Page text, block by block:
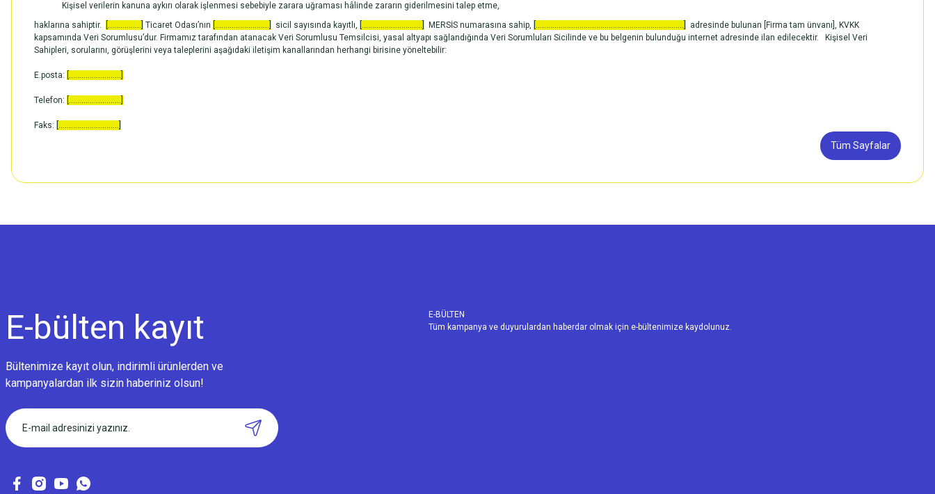
Kişisel verilerin kanuna aykırı olarak işlenmesi sebebiyle zarara uğraması hâlinde zararın giderilmesini talep etme,
haklarına sahiptir.
[................] Ticaret Odası’nın [..........................] sicil sayısında kayıtlı, [.............................] MERSİS numarasına sahip, [.......................................................................]
adresinde bulunan [Firma tam ünvanı], KVKK
kapsamında Veri Sorumlusu’dur. Firmamız tarafından atanacak Veri Sorumlusu Temsilcisi, yasal altyapı sağlandığında Veri Sorumluları Sicilinde ve bu belgenin bulunduğu internet adresinde ilan edilecektir. Kişisel Veri
Sahipleri, sorularını, görüşlerini veya taleplerini aşağıdaki iletişim kanallarından herhangi birisine yöneltebilir:
E.posta: [.........................]
Telefon: [.........................]
Faks: [.............................]
Tüm Sayfalar
E-bülten kayıt
Bültenimize kayıt olun, indirimli ürünlerden ve
kampanyalardan ilk sizin haberiniz olsun!
E-BÜLTEN
Tüm kampanya ve duyurulardan haberdar olmak için e-bültenimize kaydolunuz.